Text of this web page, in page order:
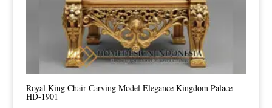
Royal King Chair Carving Model Elegance Kingdom Palace
HD-1901